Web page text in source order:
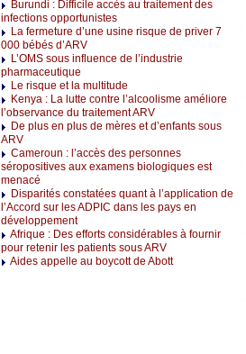
Burundi : Difficile accès au traitement des
infections opportunistes
La fermeture d’une usine risque de priver 7
000 bébés d’ARV
L’OMS sous influence de l’industrie
pharmaceutique
Le risque et la multitude
Kenya : La lutte contre l’alcoolisme améliore
l’observance du traitement ARV
De plus en plus de mères et d’enfants sous
ARV
Cameroun : l’accès des personnes
séropositives aux examens biologiques est
menacé
Disparités constatées quant à l’application de
l’Accord sur les ADPIC dans les pays en
développement
Afrique : Des efforts considérables à fournir
pour retenir les patients sous ARV
Aides appelle au boycott de Abott